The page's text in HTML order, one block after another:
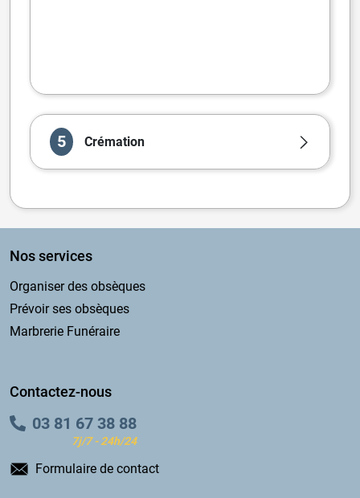
5 Crémation
Nos services
Organiser des obsèques
Prévoir ses obsèques
Marbrerie Funéraire
Contactez-nous
03 81 67 38 88
7j/7 - 24h/24
Formulaire de contact